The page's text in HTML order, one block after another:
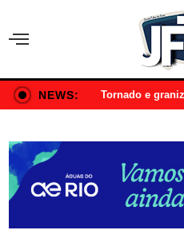
NEWS: Tornado e